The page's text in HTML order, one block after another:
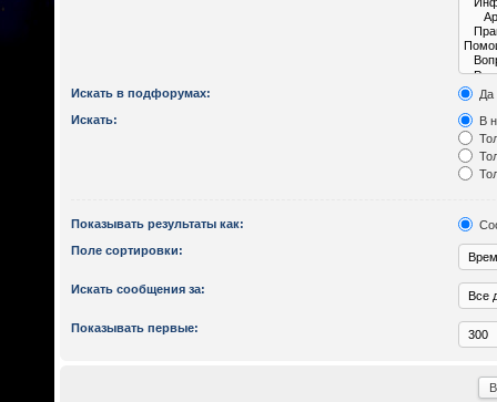
Искать в подфорумах:
Да
Искать:
В
Показывать результаты как:
Поле сортировки:
Искать сообщения за:
Показывать первые: